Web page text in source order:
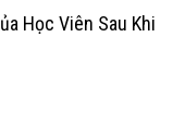
Học Viên Sau Khi